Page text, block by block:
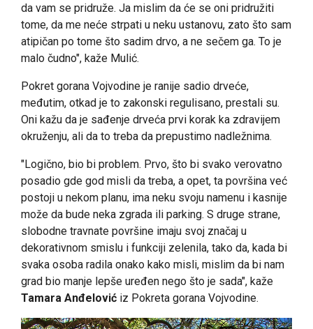
da vam se pridruže. Ja mislim da će se oni pridružiti
tome, da me neće strpati u neku ustanovu, zato što sam
atipičan po tome što sadim drvo, a ne sečem ga. To je
malo čudno", kaže Mulić.
Pokret gorana Vojvodine je ranije sadio drveće,
međutim, otkad je to zakonski regulisano, prestali su.
Oni kažu da je sađenje drveća prvi korak ka zdravijem
okruženju, ali da to treba da prepustimo nadležnima.
"Logično, bio bi problem. Prvo, što bi svako verovatno
posadio gde god misli da treba, a opet, ta površina već
postoji u nekom planu, ima neku svoju namenu i kasnije
može da bude neka zgrada ili parking. S druge strane,
slobodne travnate površine imaju svoj značaj u
dekorativnom smislu i funkciji zelenila, tako da, kada bi
svaka osoba radila onako kako misli, mislim da bi nam
grad bio manje lepše uređen nego što je sada", kaže
Tamara Anđelović iz Pokreta gorana Vojvodine.